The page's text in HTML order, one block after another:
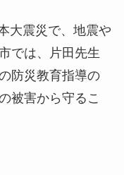
大震災で、地震や
では、片田先生
防災教育指導の
被害から守るこ